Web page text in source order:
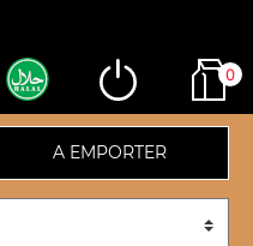
0
A EMPORTER